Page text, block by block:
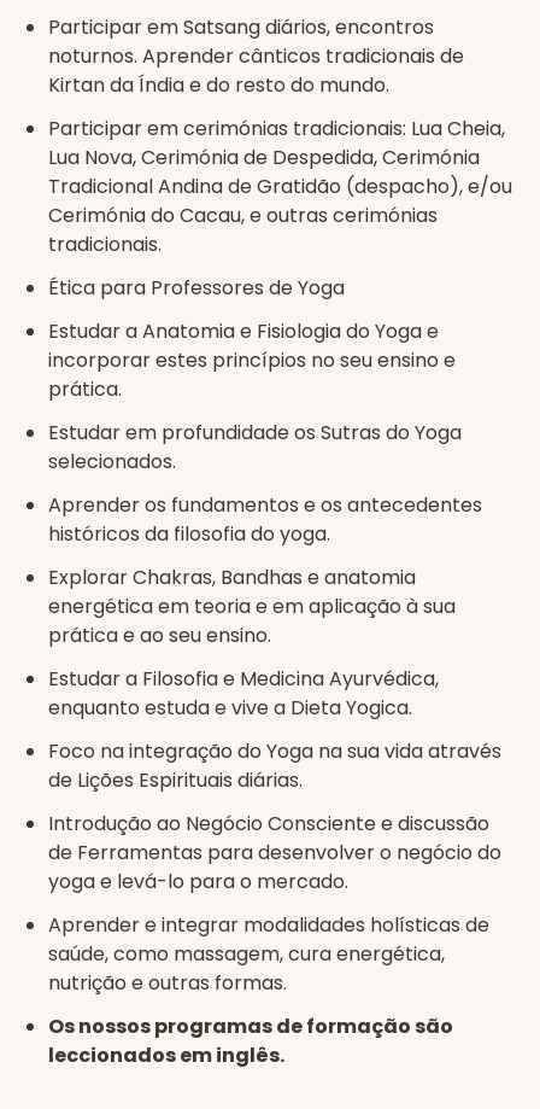
Participar em Satsang diários, encontros
noturnos. Aprender cânticos tradicionais de
Kirtan da Índia e do resto do mundo.
Participar em cerimónias tradicionais: Lua Cheia,
Lua Nova, Cerimónia de Despedida, Cerimónia
Tradicional Andina de Gratidão (despacho), e/ou
Cerimónia do Cacau, e outras cerimónias
tradicionais.
Ética para Professores de Yoga
Estudar a Anatomia e Fisiologia do Yoga e
incorporar estes princípios no seu ensino e
prática.
Estudar em profundidade os Sutras do Yoga
selecionados.
Aprender os fundamentos e os antecedentes
históricos da filosofia do yoga.
Explorar Chakras, Bandhas e anatomia
energética em teoria e em aplicação à sua
prática e ao seu ensino.
Estudar a Filosofia e Medicina Ayurvédica,
enquanto estuda e vive a Dieta Yogica.
Foco na integração do Yoga na sua vida através
de Lições Espirituais diárias.
Introdução ao Negócio Consciente e discussão
de Ferramentas para desenvolver o negócio do
yoga e levá-lo para o mercado.
Aprender e integrar modalidades holísticas de
saúde, como massagem, cura energética,
nutrição e outras formas.
Os nossos programas de formação são
leccionados em inglês.